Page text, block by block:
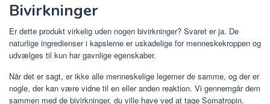
Bivirkninger
Er dette produkt virkelig uden nogen bivirkninger? Svaret er ja. De
naturlige ingredienser i kapslerne er uskadelige for menneskekroppen og
udvælges til kun har gavnlige egenskaber.
Når det er sagt, er ikke alle menneskelige legemer de samme, og der er
nogle, der kan være vidne til en eller anden reaktion. Vi gennemgår dem
sammen med de bivirkninger, du ville have ved at tage Somatropin.